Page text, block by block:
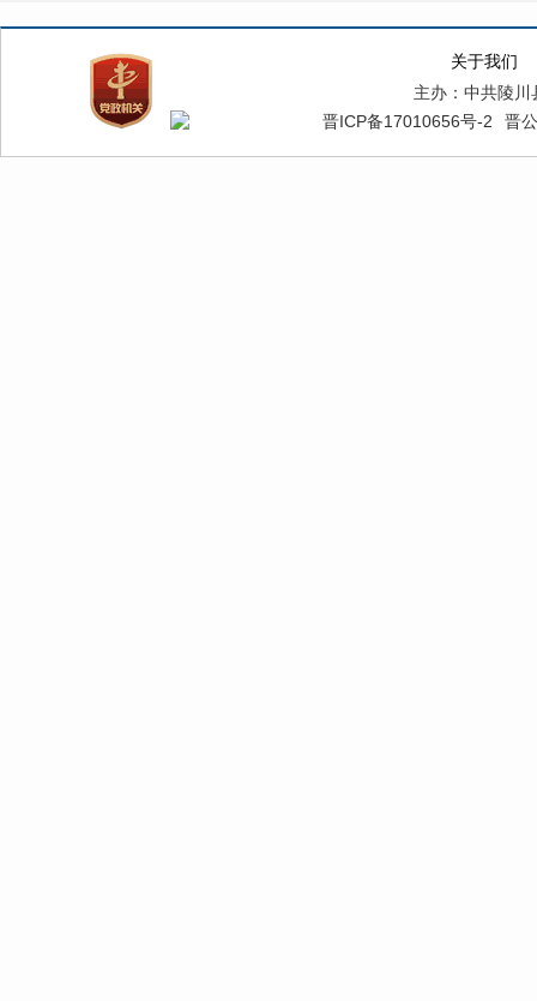
关于我们
主办：中共陵
晋ICP备17010656号-2
晋